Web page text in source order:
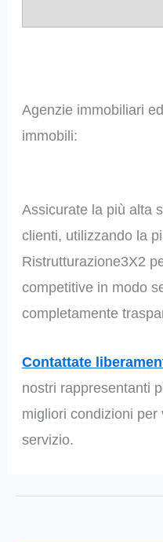
Agenzie immobiliari
immobili:
Assicurate la più alta
clienti, utilizzando la
Ristrutturazione3X2
competitive in modo
completamente
Contattate
nostri rappresentanti
migliori condizioni per
servizio.